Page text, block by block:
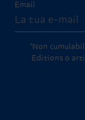
Email
*Non
Editions o